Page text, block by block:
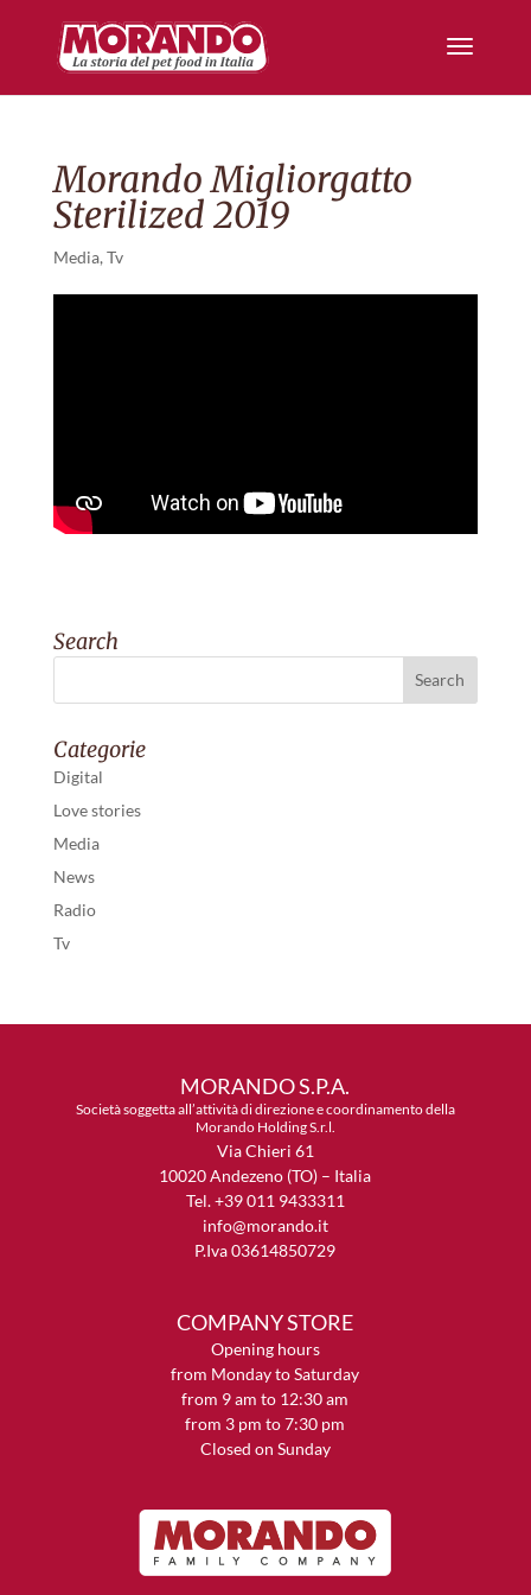
Morando Migliorgatto
Sterilized 2019
Media, Tv
Search
Categorie
Digital
Love stories
Media
News
Radio
Tv
MORANDO S.P.A.
Società soggetta all’attività di direzione e coordinamento della
Morando Holding S.r.l.
Via Chieri 61
10020 Andezeno (TO) – Italia
Tel. +39 011 9433311
info@morando.it
P.Iva 03614850729
COMPANY STORE
Opening hours
from Monday to Saturday
from 9 am to 12:30 am
from 3 pm to 7:30 pm
Closed on Sunday